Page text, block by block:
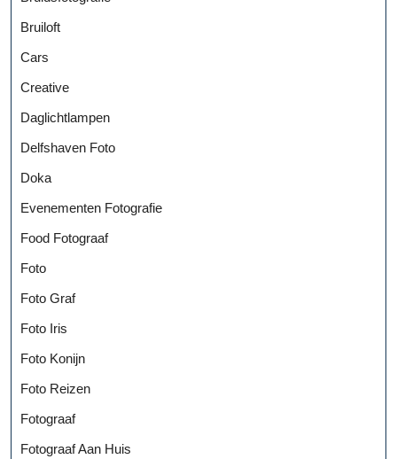
Bruiloft
Cars
Creative
Daglichtlampen
Delfshaven Foto
Doka
Evenementen Fotografie
Food Fotograaf
Foto
Foto Graf
Foto Iris
Foto Konijn
Foto Reizen
Fotograaf
Fotograaf Aan Huis